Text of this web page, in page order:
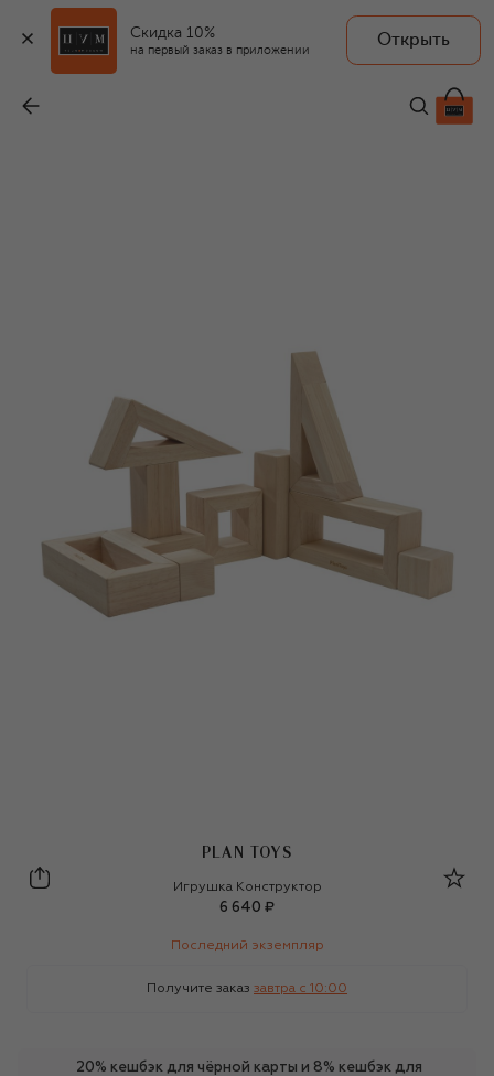
Скидка 10%
на первый заказ в приложении
Открыть
PLAN TOYS
6 640 ₽
PLAN TOYS
Plan Toys
Игрушка Конструктор
6 640 ₽
Последний экземпляр
Получите заказ завтра c 10:00
20% кешбэк для чёрной карты и 8% кешбэк для